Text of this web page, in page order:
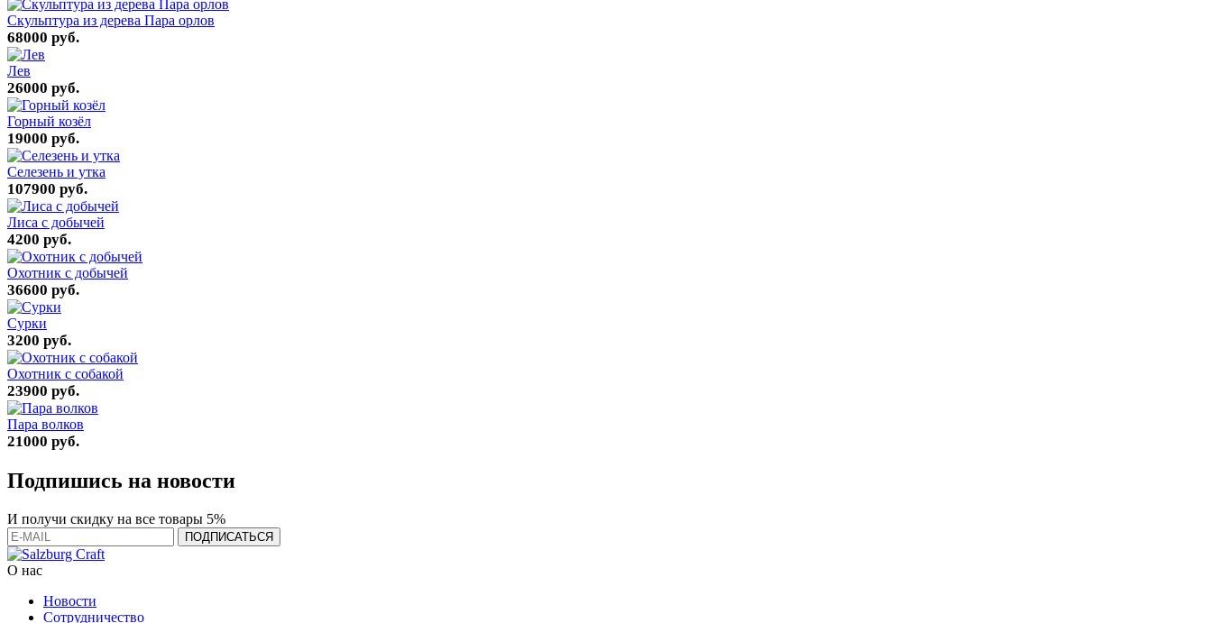
Скульптура из дерева Пара орлов
68000 руб.
Лев
26000 руб.
Горный козёл
19000 руб.
Селезень и утка
107900 руб.
Лиса с добычей
4200 руб.
Охотник с добычей
36600 руб.
Сурки
3200 руб.
Охотник с собакой
23900 руб.
Пара волков
21000 руб.
Подпишись на новости
И получи скидку на все товары 5%
О нас
Новости
Сотрудничество